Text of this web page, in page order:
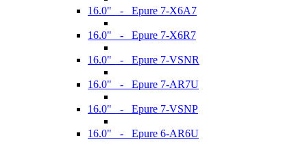
16.0" - Epure 7-X6A7
16.0" - Epure 7-X6R7
16.0" - Epure 7-VSNR
16.0" - Epure 7-AR7U
16.0" - Epure 7-VSNP
16.0" - Epure 6-AR6U